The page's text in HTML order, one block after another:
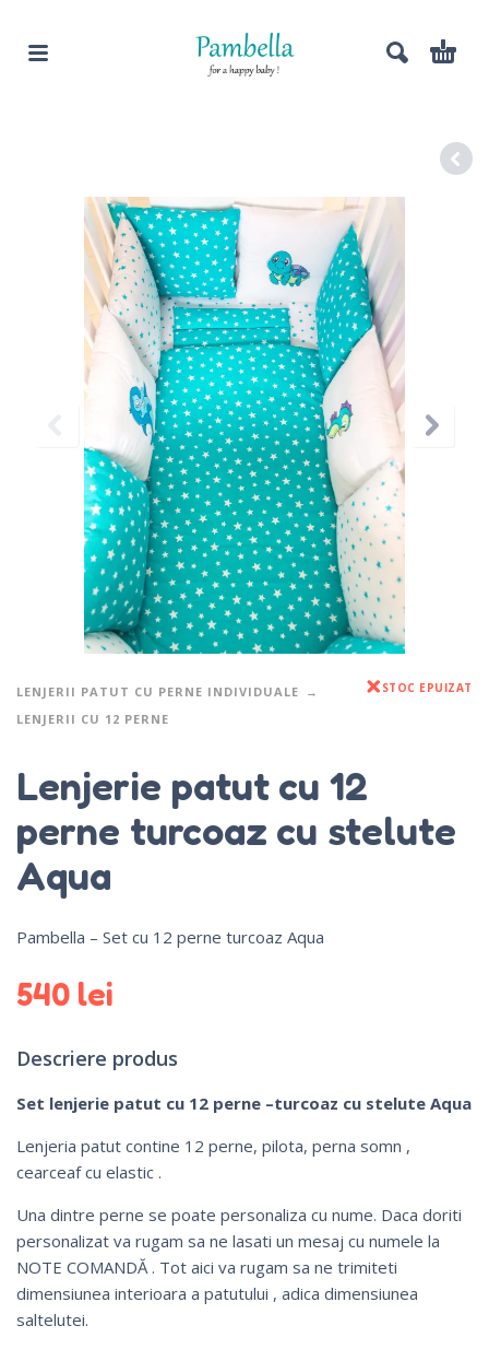
LENJERII PATUT CU PERNE INDIVIDUALE
LENJERII CU 12 PERNE
STOC EPUIZAT
Lenjerie patut cu 12
perne turcoaz cu stelute
Aqua
Pambella – Set cu 12 perne turcoaz Aqua
540 lei
Descriere produs
Set lenjerie patut cu 12 perne –turcoaz cu stelute Aqua
Lenjeria patut contine 12 perne, pilota, perna somn ,
cearceaf cu elastic .
Una dintre perne se poate personaliza cu nume. Daca doriti
personalizat va rugam sa ne lasati un mesaj cu numele la
NOTE COMANDĂ . Tot aici va rugam sa ne trimiteti
dimensiunea interioara a patutului , adica dimensiunea
saltelutei.